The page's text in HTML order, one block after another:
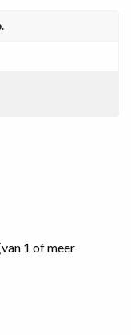
1 of meer